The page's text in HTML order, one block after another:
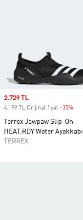
Sale price
2.729 TL
4.199 TL Orijinal fiyat -35%
Terrex Jawpaw Slip-On
HEAT.RDY Water Ayakkabı
TERREX